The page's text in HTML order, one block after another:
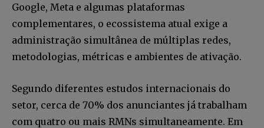
Google, Meta e algumas plataformas
complementares, o ecossistema atual exige a
administração simultânea de múltiplas redes,
metodologias, métricas e ambientes de ativação.
Segundo diferentes estudos internacionais do
setor, cerca de 70% dos anunciantes já trabalham
com quatro ou mais RMNs simultaneamente. Em